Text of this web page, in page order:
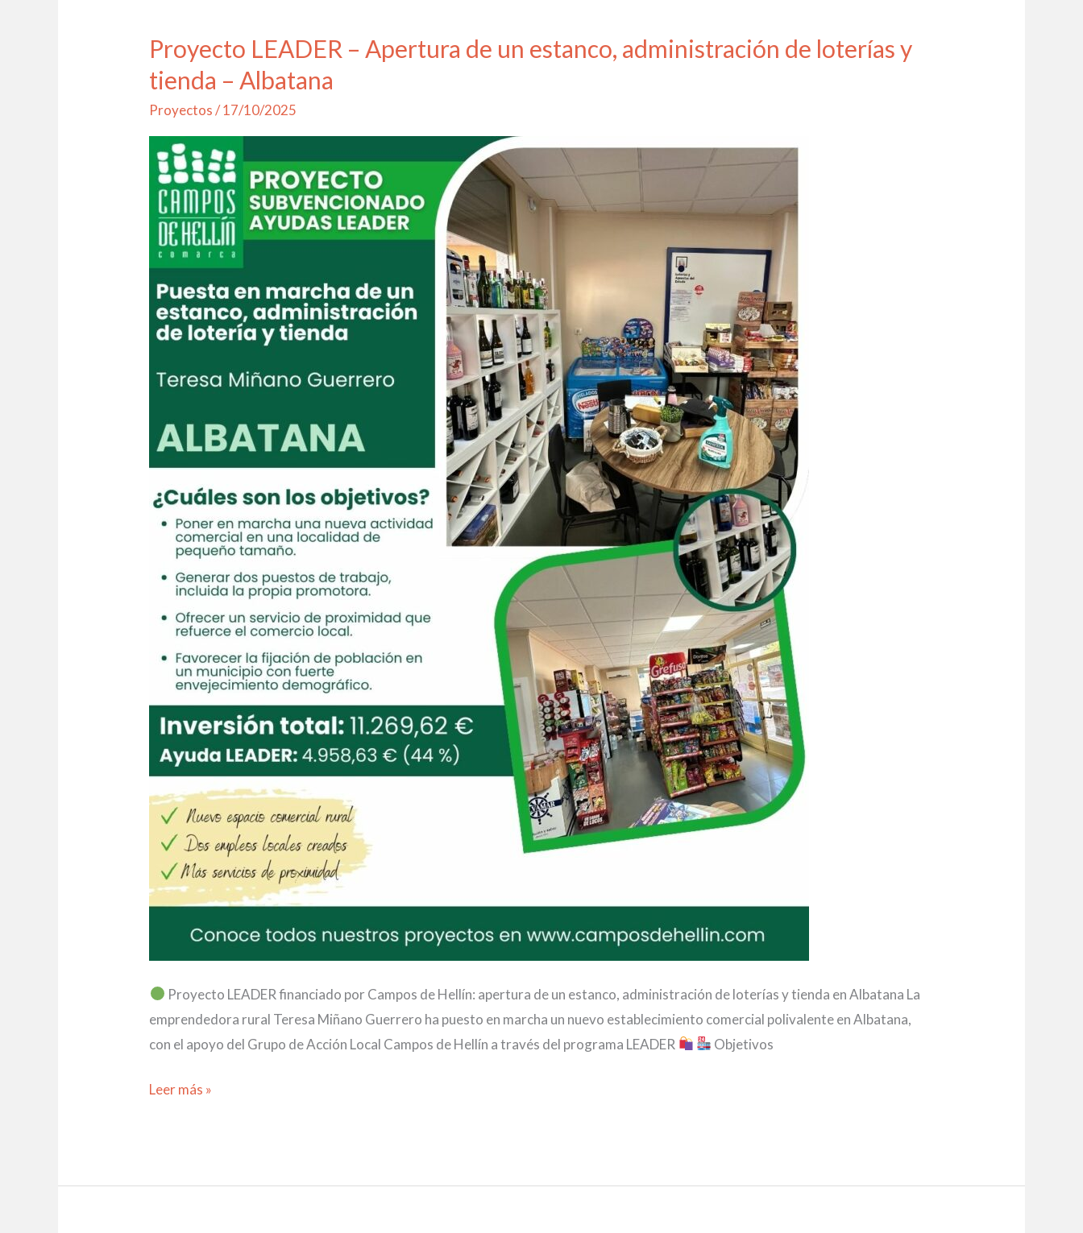
Proyecto LEADER – Apertura de un estanco, administración de loterías y
tienda – Albatana
Proyectos/17/10/2025
Proyecto LEADER financiado por Campos de Hellín: apertura de un estanco, administración de loterías y tienda en Albatana La
emprendedora rural Teresa Miñano Guerrero ha puesto en marcha un nuevo establecimiento comercial polivalente en Albatana,
con el apoyo del Grupo de Acción Local Campos de Hellín a través del programa LEADER
Objetivos
Proyecto
LEADER
–
Apertura
un
estanco,
administración
de
loterías
tienda
–
Albatana
Leer más »